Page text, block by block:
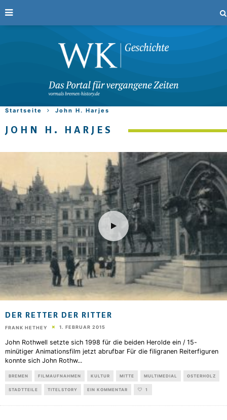
Startseite John H. Harjes
JOHN H. HARJES
DER RETTER DER RITTER
FRANK HETHEY 1. FEBRUAR 2015
John Rothwell setzte sich 1998 für die beiden Herolde ein / 15-
minütiger Animationsfilm jetzt abrufbar Für die filigranen Reiterfiguren
konnte sich John Rothw...
BREMEN FILMAUFNAHMEN KULTUR MITTE MULTIMEDIAL OSTERHOLZ
STADTTEILE TITELSTORY EIN KOMMENTAR 1